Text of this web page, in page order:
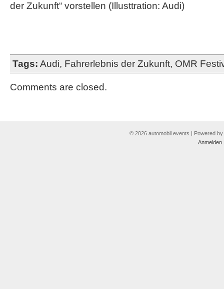
der Zukunft“ vorstellen (Illusttration: Audi)
Tags: Audi, Fahrerlebnis der Zukunft, OMR
Comments are closed.
© 2026 automobil events | Powered by
Anmelden|